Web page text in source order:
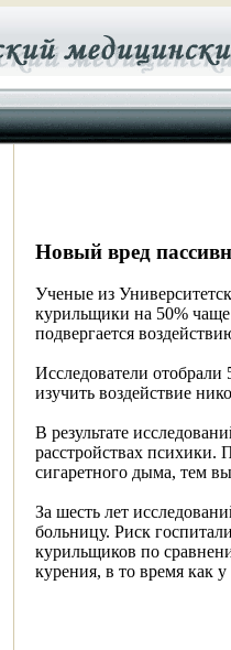
Новый вред
Ученые из
курильщики на 50% чаще
подвергается
Исследователи
изучить воздействие
В результате
расстройствах психики.
сигаретного дыма, тем
За шесть лет
больницу. Риск
курильщиков по
курения, в то время как